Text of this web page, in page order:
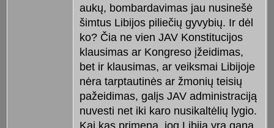
aukų, bombardavimas jau nusinešė
šimtus Libijos piliečių gyvybių. Ir dėl
ko? Čia ne vien JAV Konstitucijos
klausimas ar Kongreso įžeidimas,
bet ir klausimas, ar veiksmai Libijoje
nėra tarptautinės ar žmonių teisių
pažeidimas, galįs JAV administraciją
nuvesti net iki karo nusikaltėlių lygio.
Kai kas primena, jog Libija yra gana